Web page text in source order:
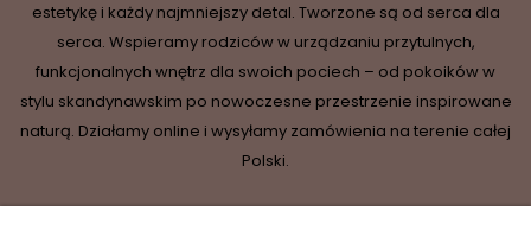
estetykę i każdy najmniejszy detal. Tworzone są od serca dla
serca. Wspieramy rodziców w urządzaniu przytulnych,
funkcjonalnych wnętrz dla swoich pociech – od pokoików w
stylu skandynawskim po nowoczesne przestrzenie inspirowane
naturą. Działamy online i wysyłamy zamówienia na terenie całej
Polski.